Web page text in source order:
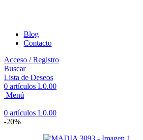
Blog
Contacto
Acceso / Registro
Buscar
Lista de Deseos
0 artículos L0.00
Menú
0 artículos L0.00
-20%